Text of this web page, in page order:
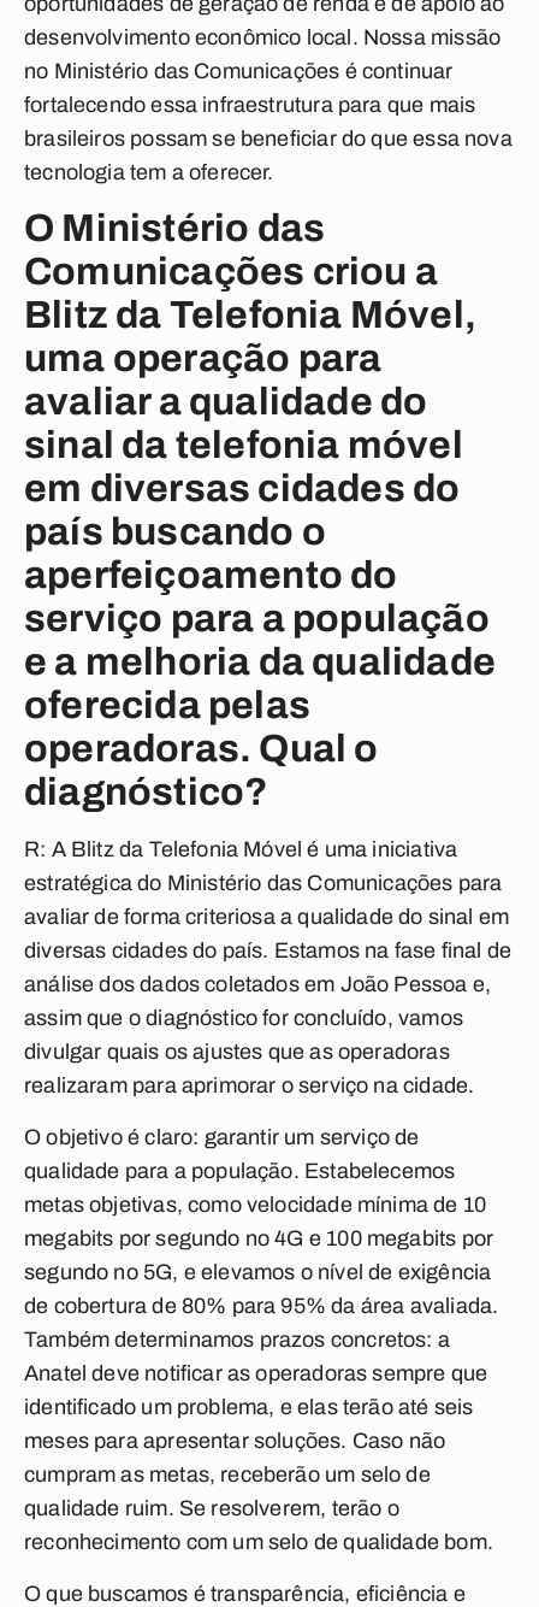
desenvolvimento econômico local. Nossa missão
no Ministério das Comunicações é continuar
fortalecendo essa infraestrutura para que mais
brasileiros possam se beneficiar do que essa nova
tecnologia tem a oferecer.
O Ministério das
Comunicações criou a
Blitz da Telefonia Móvel,
uma operação para
avaliar a qualidade do
sinal da telefonia móvel
em diversas cidades do
país buscando o
aperfeiçoamento do
serviço para a população
e a melhoria da qualidade
oferecida pelas
operadoras. Qual o
diagnóstico?
R: A Blitz da Telefonia Móvel é uma iniciativa
estratégica do Ministério das Comunicações para
avaliar de forma criteriosa a qualidade do sinal em
diversas cidades do país. Estamos na fase final de
análise dos dados coletados em João Pessoa e,
assim que o diagnóstico for concluído, vamos
divulgar quais os ajustes que as operadoras
realizaram para aprimorar o serviço na cidade.
O objetivo é claro: garantir um serviço de
qualidade para a população. Estabelecemos
metas objetivas, como velocidade mínima de 10
megabits por segundo no 4G e 100 megabits por
segundo no 5G, e elevamos o nível de exigência
de cobertura de 80% para 95% da área avaliada.
Também determinamos prazos concretos: a
Anatel deve notificar as operadoras sempre que
identificado um problema, e elas terão até seis
meses para apresentar soluções. Caso não
cumpram as metas, receberão um selo de
qualidade ruim. Se resolverem, terão o
reconhecimento com um selo de qualidade bom.
O que buscamos é transparência, eficiência e